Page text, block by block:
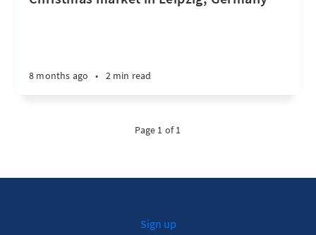
8 months ago • 2 min read
Page 1 of 1
Sign up